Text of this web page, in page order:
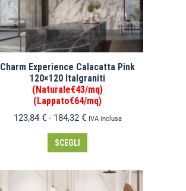
Charm Experience Calacatta Pink
120×120 Italgraniti
(Naturale€43/mq)
(Lappato€64/mq)
123,84 € - 184,32 € IVA inclusa
SCEGLI